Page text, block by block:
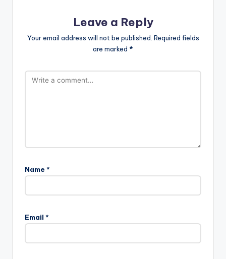
Leave a Reply
Your email address will not be published. Required fields
are marked *
Name *
Email *